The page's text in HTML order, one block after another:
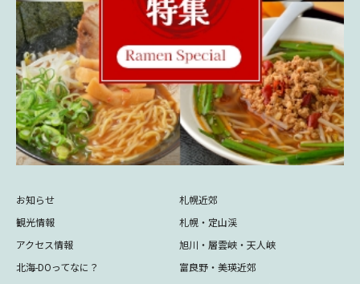
お知らせ
観光情報
アクセス情報
北海-DOってなに？
札幌近郊
札幌・定山渓
旭川・層雲峡・天人峡
富良野・美瑛近郊